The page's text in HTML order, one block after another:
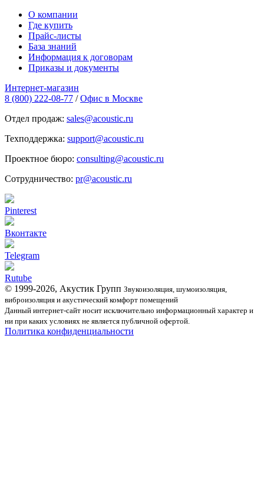
О компании
Где купить
Прайс-листы
База знаний
Информация к договорам
Приказы и документы
Интернет-магазин
8 (800) 222-08-77 / Офис в Москве
Отдел продаж: sales@acoustic.ru
Техподдержка: support@acoustic.ru
Проектное бюро: consulting@acoustic.ru
Сотрудничество: pr@acoustic.ru
Pinterest
Вконтакте
Telegram
Rutube
© 1999-2026, Акустик Групп Звукоизоляция, шумоизоляция,
виброизоляция и акустический комфорт помещений
Данный интернет-сайт носит исключительно информационный характер и
ни при каких условиях не является публичной офертой.
Политика конфиденциальности